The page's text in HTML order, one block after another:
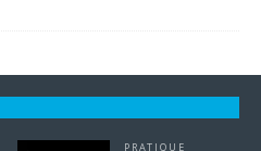
PRATIQUE